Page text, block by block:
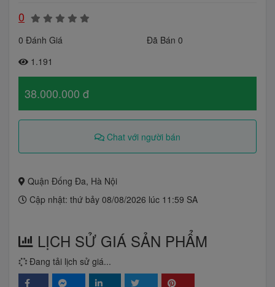
0
0 Đánh Giá
Đã Bán 0
1.191
38.000.000 đ
Chat với người bán
Quận Đống Đa, Hà Nội
Cập nhật: thứ bảy 08/08/2026 lúc 11:59 SA
LỊCH SỬ GIÁ SẢN PHẨM
Đang tải lịch sử giá...